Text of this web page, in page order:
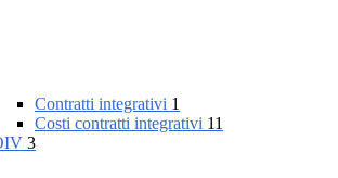
Contratti integrativi 1
Costi contratti integrativi 11
3